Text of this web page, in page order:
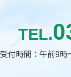
TEL.
受付時間：午前9時